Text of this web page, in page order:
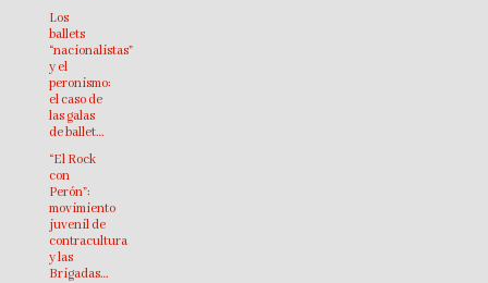
Los
ballets
“nacionalistas”
y el
peronismo:
el caso de
las galas
de ballet…
“El Rock
con
Perón”:
movimiento
juvenil de
contracultura
y las
Brigadas…